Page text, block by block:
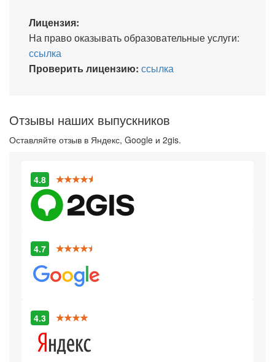
Лицензия:
На право оказывать образовательные услуги:
ссылка
Проверить лицензию: ссылка
Отзывы наших выпускников
Оставляйте отзыв в Яндекс, Google и 2gis.
4.8
4.7
4.3